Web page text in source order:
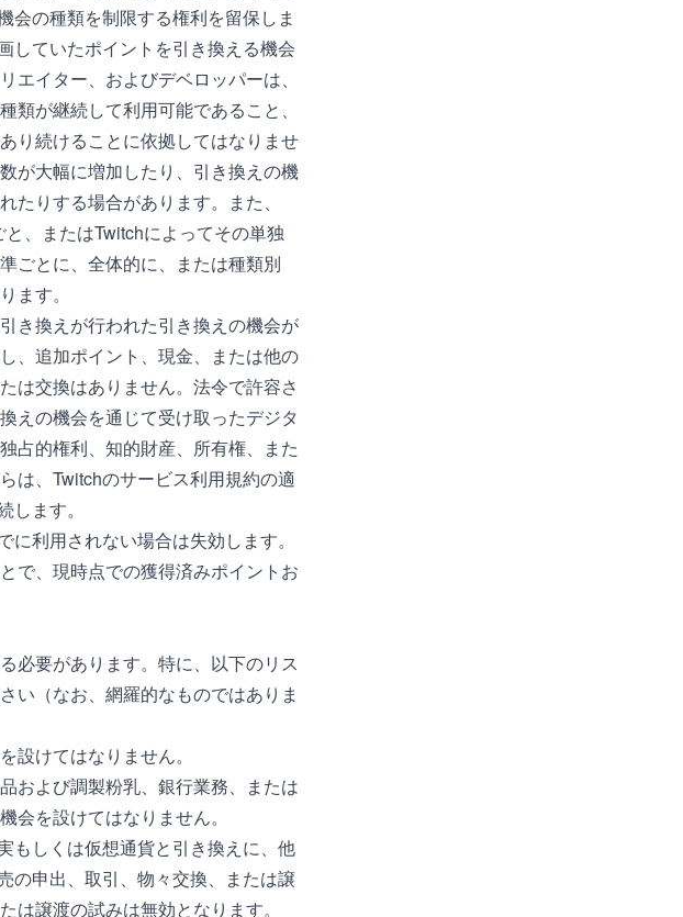
会の種類を制限する権利を留保しま
していたポイントを引き換える機会
エイター、およびデベロッパーは、
が継続して利用可能であること、
り続けることに依拠してはなりませ
が大幅に増加したり、引き換えの機
りする場合があります。また、
、またはTwitchによってその単独
ごとに、全体的に、または種類別
ます。
き換えが行われた引き換えの機会が
、追加ポイント、現金、または他の
は交換はありません。法令で許容さ
えの機会を通じて受け取ったデジタ
占的権利、知的財産、所有権、また
は、Twitchのサービス利用規約の適
ます。
利用されない場合は失効します。
で、現時点での獲得済みポイントお
必要があります。特に、以下のリス
い（なお、網羅的なものではありま
設けてはなりません。
および調製粉乳、銀行業務、または
会を設けてはなりません。
もしくは仮想通貨と引き換えに、他
の申出、取引、物々交換、または譲
譲渡の試みは無効となります。